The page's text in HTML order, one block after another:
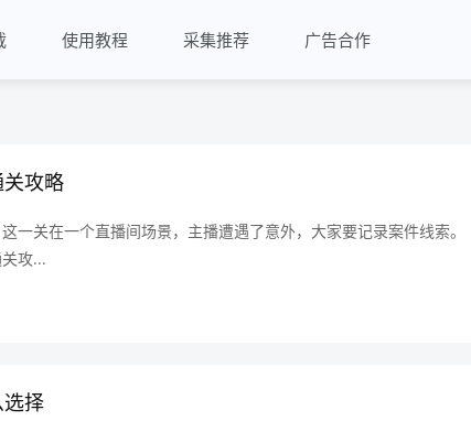
使用教程 采集推荐 广告合作
攻略
一关在一个直播间场景，主播遭遇了意外，大家要记录案件线索。
攻...
择